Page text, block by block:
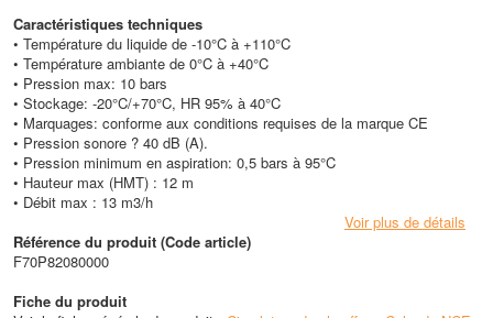
Caractéristiques techniques
• Température du liquide de -10°C à +110°C
• Température ambiante de 0°C à +40°C
• Pression max: 10 bars
• Stockage: -20°C/+70°C, HR 95% à 40°C
• Marquages: conforme aux conditions requises de la marque CE
• Pression sonore ? 40 dB (A).
• Pression minimum en aspiration: 0,5 bars à 95°C
• Hauteur max (HMT) : 12 m
• Débit max : 13 m3/h
Voir plus de détails
Référence du produit (Code article)
F70P82080000
Fiche du produit